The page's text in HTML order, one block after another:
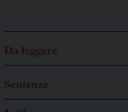
Da leggere
Sentenze